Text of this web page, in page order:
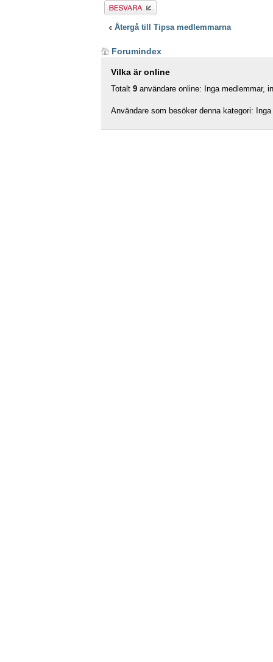
Besvara
Återgå till Tipsa medlemmarna
Forumindex
Vilka är online
Totalt 9 användare online: Inga medlemmar,
Användare som besöker denna kategori: